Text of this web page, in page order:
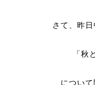
さて、昨
「秋
について